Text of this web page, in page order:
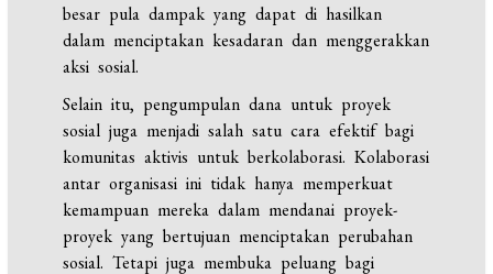
besar pula dampak yang dapat di hasilkan
dalam menciptakan kesadaran dan menggerakkan
aksi sosial.
Selain itu, pengumpulan dana untuk proyek
sosial juga menjadi salah satu cara efektif bagi
komunitas aktivis untuk berkolaborasi. Kolaborasi
antar organisasi ini tidak hanya memperkuat
kemampuan mereka dalam mendanai proyek-
proyek yang bertujuan menciptakan perubahan
sosial. Tetapi juga membuka peluang bagi